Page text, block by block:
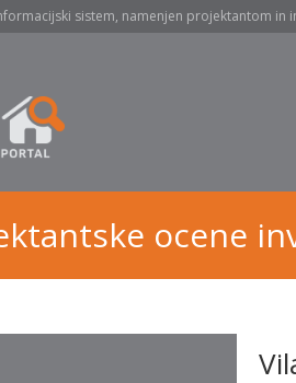
sistem, namenjen projektantom in
ocene